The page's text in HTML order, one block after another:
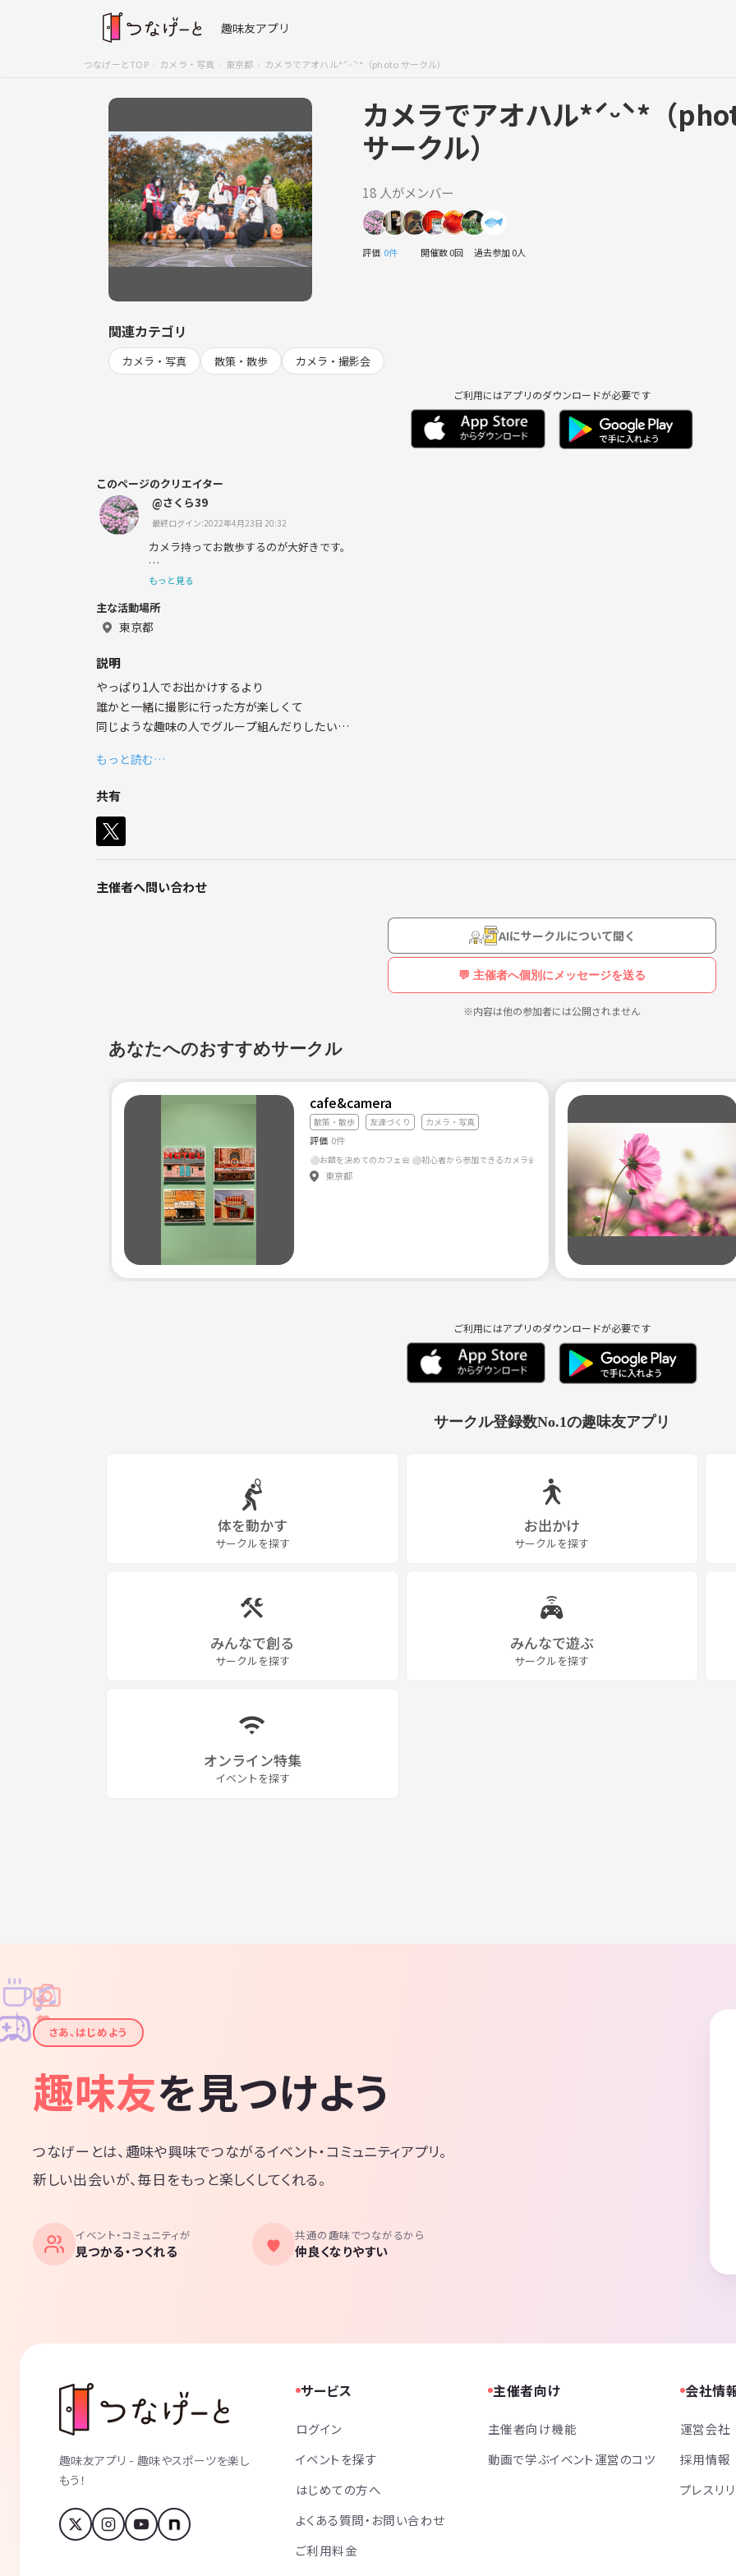
趣味友アプリ
つなげーとTOP カメラ・写真 東京都 カメラでアオハル*ˊᵕˋ*（photo サークル）
カメラでアオハル*ˊᵕˋ*（
サークル）
18 人がメンバー
評価 0件 開催数 0回 過去参加 0人
関連カテゴリ
カメラ・写真 散策・散歩 カメラ・撮影会
ご利用にはアプリのダウンロードが必要です
このページのクリエイター
@さくら39
最終ログイン:2022年4月23日 20:32
カメラ持ってお散歩するのが大好きです。
カメラ友達募集中ー！！
もっと見る
主な活動場所
東京都
説明
やっぱり1人でお出かけするより
誰かと一緒に撮影に行った方が楽しくて
同じような趣味の人でグループ組んだりしたい
(作ったばかりなのでほとんどが初対面なので1人参加でも安心です☺️)
活動をしていけたらと思っています。
1からグループを作って
いきたいなと思っているので
一緒に撮影とかお出かけの
企画とかしてくれたら嬉しいです。
そういう高校生のインスタで流行ってそうな
ことできたら嬉しいです✨
（注:でも大人の集まりですw）
カメラを持って遊びに行ける友達募集です。
写真撮るの好きならカメラの種類も問いませんので
コンパクトデジカメでも大丈夫です☺️
でも、
勧誘目的、出会い目的の方はお断りです！！
もっと読む…
共有
主催者へ問い合わせ
AIにサークルについて聞く
💬 主催者へ個別にメッセージを送る
※内容は他の参加者には公開されません
あなたへのおすすめサークル
cafe&camera
散策・散歩 友達づくり カメラ・写真
評価 0件
⚪︎お題を決めてのカフェ会 ⚪︎初心者から参加できるカメラ会 やりたいを形にするサークルです☺️
東京都
ご利用にはアプリのダウンロードが必要です
サークル登録数No.1の趣味友アプリ
体を動かす
サークルを探す
お出かけ
サークルを探す
みんなで創る
サークルを探す
みんなで遊ぶ
サークルを探す
オンライン特集
イベントを探す
✦
✦
✧
✧
♪
♫
さあ、はじめよう
趣味友を見つけよう
つなげーとは、趣味や興味でつながるイベント・コミュニティアプリ。
新しい出会いが、毎日をもっと楽しくしてくれる。
イベント・コミュニティが
見つかる・つくれる
共通の趣味でつながるから
仲良くなりやすい
趣味友アプリ - 趣味やスポーツを楽し
もう！
サービス
ログイン
イベントを探す
はじめての方へ
よくある質問・お問い合わせ
ご利用料金
主催者向け
主催者向け機能
動画で学ぶイベント運営のコツ
会社情
運営会社
採用情報
プレスリ